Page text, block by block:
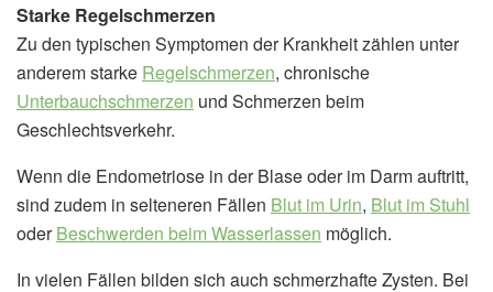
Starke Regelschmerzen
Zu den typischen Symptomen der Krankheit zählen unter
anderem starke Regelschmerzen, chronische
Unterbauchschmerzen und Schmerzen beim
Geschlechtsverkehr.
Wenn die Endometriose in der Blase oder im Darm auftritt,
sind zudem in selteneren Fällen Blut im Urin, Blut im Stuhl
oderBeschwerden beim Wasserlassen möglich.
In vielen Fällen bilden sich auch schmerzhafte Zysten. Bei